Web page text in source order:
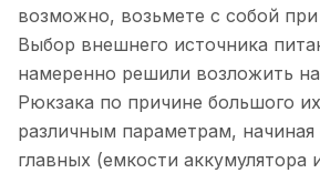
возможно, возьмете с собой
Выбор внешнего источника
намеренно решили возложить на
Рюкзака по причине большого
различным параметрам,
главных (емкости аккумулятора